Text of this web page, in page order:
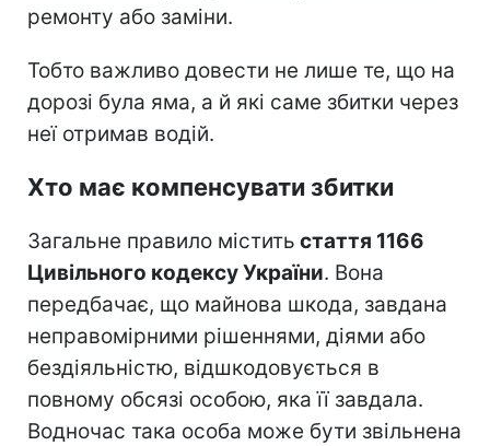
ремонту або заміни.
Тобто важливо довести не лише те, що на
дорозі була яма, а й які саме збитки через
неї отримав водій.
Хто має компенсувати збитки
Загальне правило містить стаття 1166
Цивільного кодексу України. Вона
передбачає, що майнова шкода, завдана
неправомірними рішеннями, діями або
бездіяльністю, відшкодовується в
повному обсязі особою, яка її завдала.
Водночас така особа може бути звільнена